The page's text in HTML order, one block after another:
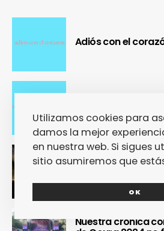
Adiós con el
OUR Fest 2024
Nuestra crónica
Utilizamos cookies para
damos la mejor
en nuestra web. Si sigues
sitio asumiremos que
OK